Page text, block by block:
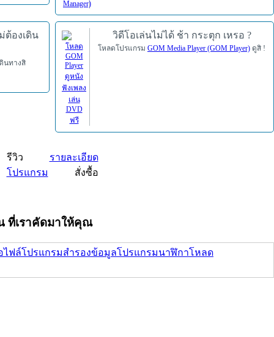
ต้องเดิน
นทางสิ
วิดีโอเล่นไม่ได้ ช้า กระตุก เหรอ ?
โหลดโปรแกรม GOM Media Player (GOM Player) ดูสิ !
รีวิว
รายละเอียด
โปรแกรม
สั่งซื้อ
ที่เราคัดมาให้คุณ
ไฟล์โปรแกรมสำรองข้อมูลโปรแกรมนาฬิกาโหลด